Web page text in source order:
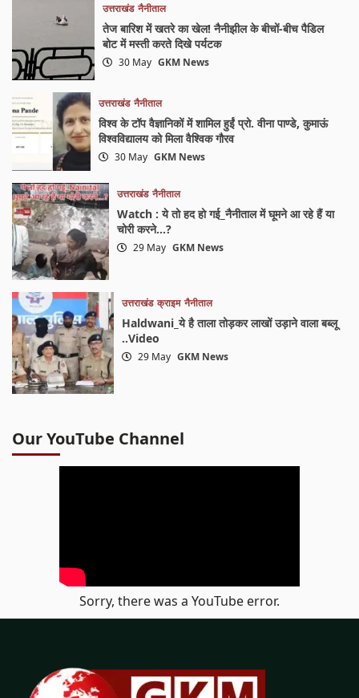
उत्तराखंड नैनीताल
तेज बारिश में खतरे का खेल! नैनीझील के बीचों-बीच पैडिल
बोट में मस्ती करते दिखे पर्यटक
30 May GKM News
उत्तराखंड नैनीताल
विश्व के टॉप वैज्ञानिकों में शामिल हुईं प्रो. वीना पाण्डे, कुमाऊं
विश्वविद्यालय को मिला वैश्विक गौरव
30 May GKM News
उत्तराखंड नैनीताल
Watch : ये तो हद हो गई_नैनीताल में घूमने आ रहे हैं या
चोरी करने…?
29 May GKM News
उत्तराखंड क्राइम नैनीताल
Haldwani_ये है ताला तोड़कर लाखों उड़ाने वाला बब्लू
..Video
29 May GKM News
Our YouTube Channel
Sorry, there was a YouTube error.